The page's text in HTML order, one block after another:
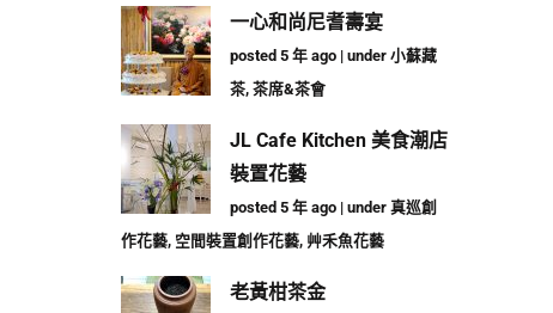
一心和尚尼耆壽宴
posted 5 年 ago |under小蘇藏
茶,茶席&茶會
JL Cafe Kitchen 美食潮店
裝置花藝
posted 5 年 ago |under真巡創
作花藝, 空間裝置創作花藝, 艸禾魚花藝
老黃柑茶金